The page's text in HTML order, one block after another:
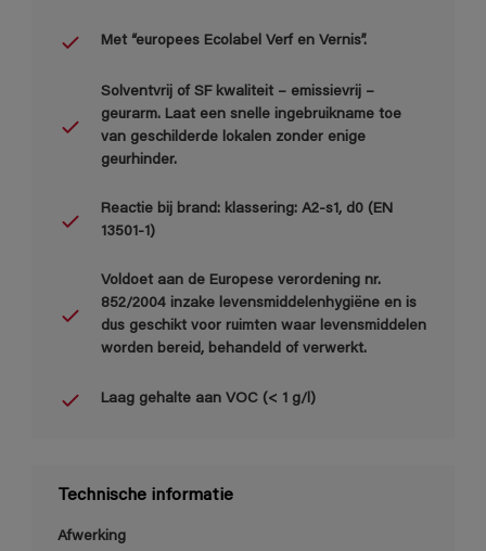
Met “europees Ecolabel Verf en Vernis”.
Solventvrij of SF kwaliteit – emissievrij –
geurarm. Laat een snelle ingebruikname toe
van geschilderde lokalen zonder enige
geurhinder.
Reactie bij brand: klassering: A2-s1, d0 (EN
13501-1)
Voldoet aan de Europese verordening nr.
852/2004 inzake levensmiddelenhygiëne en is
dus geschikt voor ruimten waar levensmiddelen
worden bereid, behandeld of verwerkt.
Laag gehalte aan VOC (< 1 g/l)
Technische informatie
Afwerking